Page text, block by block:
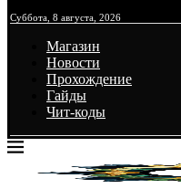
Суббота, 8 августа, 2026
Магазин
Новости
Прохождение
Гайды
Чит-коды